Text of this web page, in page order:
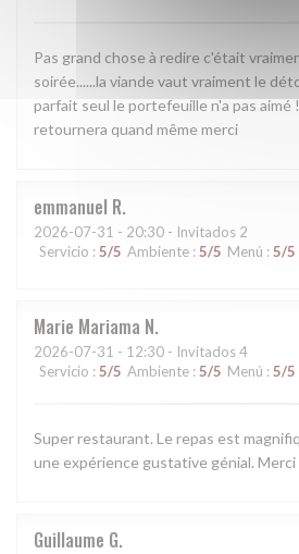
Pas grand chose à redire c'était
soirée......la viande vaut vraiment le
parfait seul le portefeuille n'a pas aimé
retournera quand même merci
emmanuel R
2026-07-31 - 20:30 - Invitados 2
Servicio : 5/5 Ambiente : 5/5 Menú : 5/5
Marie Mariama N
2026-07-31 - 12:30 - Invitados 4
Servicio : 5/5 Ambiente : 5/5 Menú : 5/5
Super restaurant. Le repas est
une expérience gustative génial.
Guillaume G